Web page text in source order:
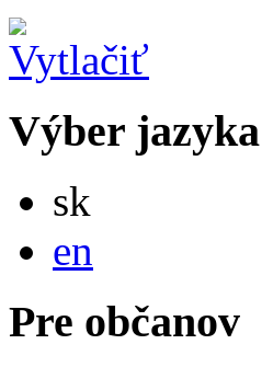
Výber jazyka
sk
en
Pre občanov